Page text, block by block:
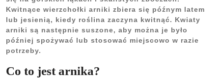
Kwitnące wierzchołki arniki zbiera się późnym latem
lub jesienią, kiedy roślina zaczyna kwitnąć. Kwiaty
arniki są następnie suszone, aby można je było
później spożywać lub stosować miejscowo w razie
potrzeby.
Co to jest arnika?